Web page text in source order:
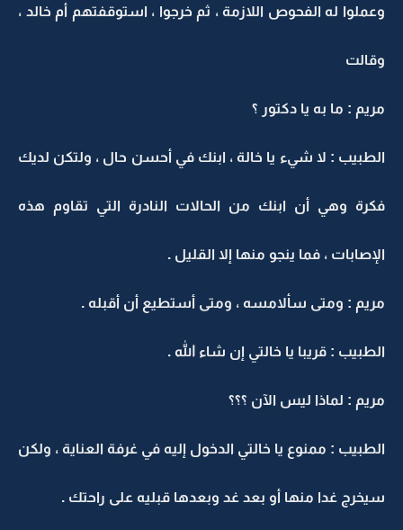
وعملوا له الفحوص اللازمة ، ثم خرجوا ، استوقفتهم أم خالد ،
وقالت
مريم : ما به يا دكتور ؟
الطبيب : لا شيء يا خالة ، ابنك في أحسن حال ، ولتكن لديك
فكرة وهي أن ابنك من الحالات النادرة التي تقاوم هذه
الإصابات ، فما ينجو منها إلا القليل .
مريم : ومتى سألامسه ، ومتى أستطيع أن أقبله .
الطبيب : قريبا يا خالتي إن شاء الله .
مريم : لماذا ليس الآن ؟؟؟
الطبيب : ممنوع يا خالتي الدخول إليه في غرفة العناية ، ولكن
سيخرج غدا منها أو بعد غد وبعدها قبليه على راحتك .